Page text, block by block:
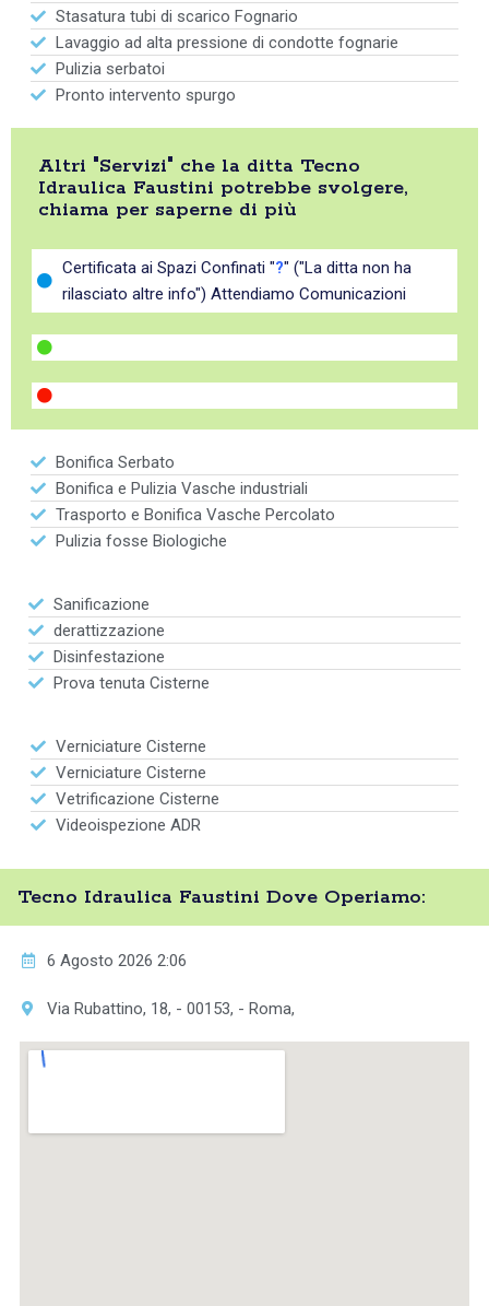
Stasatura tubi di scarico Fognario
Lavaggio ad alta pressione di condotte fognarie
Pulizia serbatoi
Pronto intervento spurgo
Altri "Servizi" che la ditta Tecno
Idraulica Faustini potrebbe svolgere,
chiama per saperne di più
Certificata ai Spazi Confinati "?" ("La ditta non ha
rilasciato altre info") Attendiamo Comunicazioni
Bonifica Serbato
Bonifica e Pulizia Vasche industriali
Trasporto e Bonifica Vasche Percolato
Pulizia fosse Biologiche
Sanificazione
derattizzazione
Disinfestazione
Prova tenuta Cisterne
Verniciature Cisterne
Verniciature Cisterne
Vetrificazione Cisterne
Videoispezione ADR
Tecno Idraulica Faustini Dove Operiamo:
6 Agosto 2026 2:06
Via Rubattino, 18, - 00153, - Roma,